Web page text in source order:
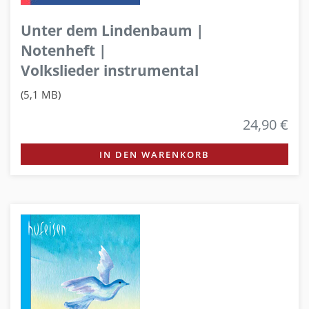
Unter dem Lindenbaum |
Notenheft |
Volkslieder instrumental
(5,1 MB)
24,90 €
IN DEN WARENKORB